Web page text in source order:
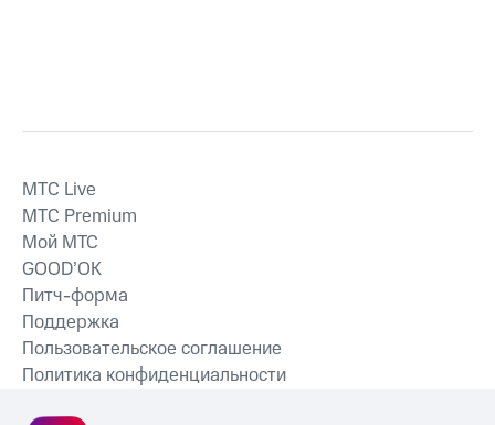
MTС Live
MTС Premium
Мой МТС
GOOD’OK
Питч-форма
Поддержка
Пользовательское соглашение
Политика конфиденциальности